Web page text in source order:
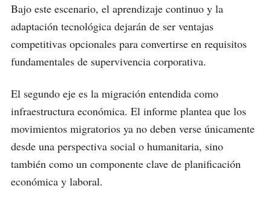
Bajo este escenario, el aprendizaje continuo y la
adaptación tecnológica dejarán de ser ventajas
competitivas opcionales para convertirse en requisitos
fundamentales de supervivencia corporativa.
El segundo eje es la migración entendida como
infraestructura económica. El informe plantea que los
movimientos migratorios ya no deben verse únicamente
desde una perspectiva social o humanitaria, sino
también como un componente clave de planificación
económica y laboral.